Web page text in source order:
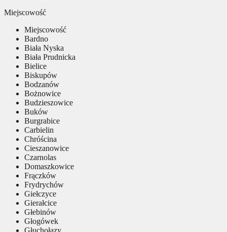
Miejscowość
Miejscowość
Bardno
Biała Nyska
Biała Prudnicka
Bielice
Biskupów
Bodzanów
Bożnowice
Budzieszowice
Buków
Burgrabice
Carbielin
Chróścina
Cieszanowice
Czarnolas
Domaszkowice
Frączków
Frydrychów
Giełczyce
Gierałcice
Głebinów
Głogówek
Głuchołazy